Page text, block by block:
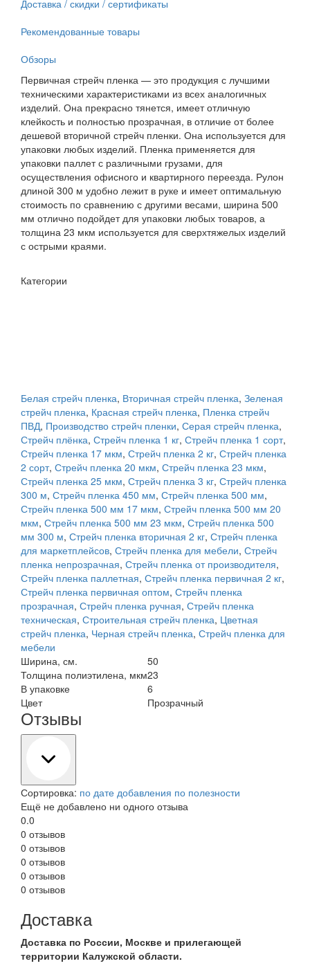
Доставка / скидки / сертификаты
Рекомендованные товары
Обзоры
Первичная стрейч пленка — это продукция с лучшими
техническими характеристиками из всех аналогичных
изделий. Она прекрасно тянется, имеет отличную
клейкость и полностью прозрачная, в отличие от более
дешевой вторичной стрейч пленки. Она используется для
упаковки любых изделий. Пленка применяется для
упаковки паллет с различными грузами, для
осуществления офисного и квартирного переезда. Рулон
длиной 300 м удобно лежит в руке и имеет оптимальную
стоимость по сравнению с другими весами, ширина 500
мм отлично подойдет для упаковки любых товаров, а
толщина 23 мкм используется для сверхтяжелых изделий
с острыми краями.
Категории
Белая стрейч пленка, Вторичная стрейч пленка, Зеленая
стрейч пленка, Красная стрейч пленка, Пленка стрейч
ПВД, Производство стрейч пленки, Серая стрейч пленка,
Стрейч плёнка, Стрейч пленка 1 кг, Стрейч пленка 1 сорт,
Стрейч пленка 17 мкм, Стрейч пленка 2 кг, Стрейч пленка
2 сорт, Стрейч пленка 20 мкм, Стрейч пленка 23 мкм,
Стрейч пленка 25 мкм, Стрейч пленка 3 кг, Стрейч пленка
300 м, Стрейч пленка 450 мм, Стрейч пленка 500 мм,
Стрейч пленка 500 мм 17 мкм, Стрейч пленка 500 мм 20
мкм, Стрейч пленка 500 мм 23 мкм, Стрейч пленка 500
мм 300 м, Стрейч пленка вторичная 2 кг, Стрейч пленка
для маркетплейсов, Стрейч пленка для мебели, Стрейч
пленка непрозрачная, Стрейч пленка от производителя,
Стрейч пленка паллетная, Стрейч пленка первичная 2 кг,
Стрейч пленка первичная оптом, Стрейч пленка
прозрачная, Стрейч пленка ручная, Стрейч пленка
техническая, Строительная стрейч пленка, Цветная
стрейч пленка, Черная стрейч пленка, Стрейч пленка для
мебели
Ширина, см.
50
Толщина полиэтилена, мкм23
В упаковке
6
Цвет
Прозрачный
Отзывы
Сортировка: по дате добавления по полезности
Ещё не добавлено ни одного отзыва
0.0
0 отзывов
0 отзывов
0 отзывов
0 отзывов
0 отзывов
Доставка
Доставка по России, Москве и прилегающей
территории Калужской области.